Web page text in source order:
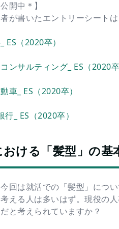
開中＊】
が書いたエントリーシート
ES（2020卒）
ンサルティング_ ES（2020卒
車_ ES（2020卒）
行_ ES（2020卒）
ける「髪型」の基
回は就活での「髪型」につ
える人は多いはず。現役の
と考えられていますか？